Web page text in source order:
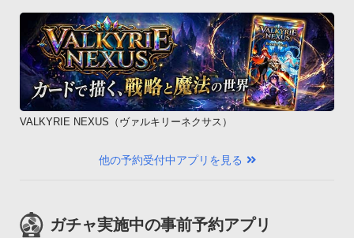
VALKYRIE NEXUS（ヴァルキリーネクサス）
他の予約受付中アプリを見る
ガチャ実施中の事前予約アプリ